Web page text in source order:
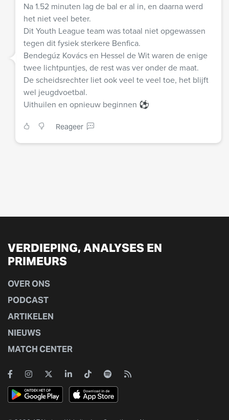
Na 1.52 minuten lag de bal er al in, en daarna werd
het niet veel beter.
Dit Youth League team was totaal niet opgewassen
tegen dit fysiek sterkere Benfica.
Bendegúz Kovács en Hessel de Wit waren de enige
twee lichtpuntjes, de rest was ver onder de maat.
De scheidsrechter liet ook veel te veel toe, het blijft
wel jeugdvoetbal.
Uithuilen en opnieuw beginnen ⚽
Reageer
VERDIEPING, ANALYSES EN
PRIMEURS
OVER ONS
PODCAST
ARTIKELEN
NIEUWS
MATCH CENTER